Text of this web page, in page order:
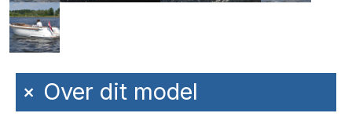
+ Over dit model